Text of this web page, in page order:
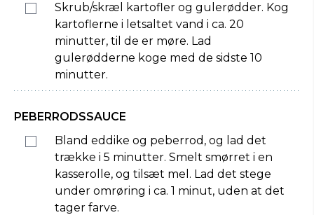
Skrub/skræl kartofler og gulerødder. Kog
kartoflerne i letsaltet vand i ca. 20
minutter, til de er møre. Lad
gulerødderne koge med de sidste 10
minutter.
PEBERRODSSAUCE
Bland eddike og peberrod, og lad det
trække i 5 minutter. Smelt smørret i en
kasserolle, og tilsæt mel. Lad det stege
under omrøring i ca. 1 minut, uden at det
tager farve.